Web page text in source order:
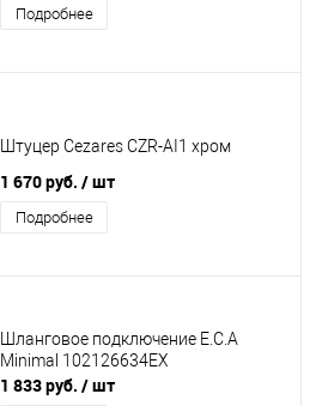
Подробнее
Штуцер Cezares CZR-AI1 хром
1 670 руб. / шт
Подробнее
Шланговое подключение E.C.A
Minimal 102126634EX
1 833 руб. / шт